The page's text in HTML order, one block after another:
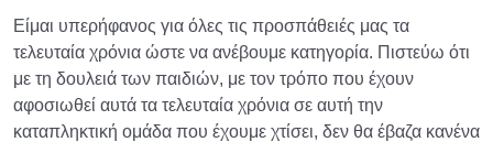
Είμαι υπερήφανος για όλες τις προσπάθειές μας τα
τελευταία χρόνια ώστε να ανέβουμε κατηγορία. Πιστεύω ότι
με τη δουλειά των παιδιών, με τον τρόπο που έχουν
αφοσιωθεί αυτά τα τελευταία χρόνια σε αυτή την
καταπληκτική ομάδα που έχουμε χτίσει, δεν θα έβαζα κανένα